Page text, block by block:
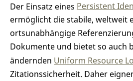
Der Einsatz eines Persistent
ermöglicht die stabile, weltweit
ortsunabhängige
Dokumente und bietet so auch
ändernden Uniform Resource
Zitationssicherheit. Daher